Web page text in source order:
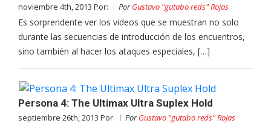
noviembre 4th, 2013 Por: PorGustavo "gutabo reds" Rojas
Es sorprendente ver los videos que se muestran no solo
durante las secuencias de introducción de los encuentros,
sino también al hacer los ataques especiales, […]
Persona 4: The Ultimax Ultra Suplex Hold
septiembre 26th, 2013 Por: PorGustavo "gutabo reds" Rojas